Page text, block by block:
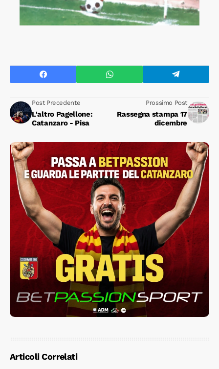
Post Precedente
L'altro Pagellone:
Catanzaro - Pisa
Prossimo Post
Rassegna stampa 17
dicembre
Articoli Correlati